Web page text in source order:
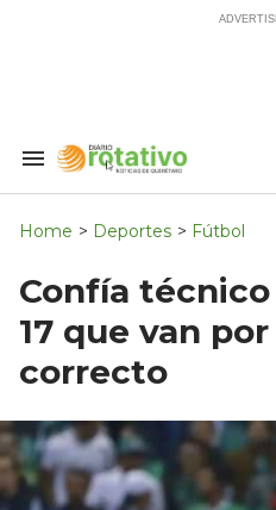
Search
Navigation
Home > Deportes > Fútbol
Confía técnico
17 que van
correcto